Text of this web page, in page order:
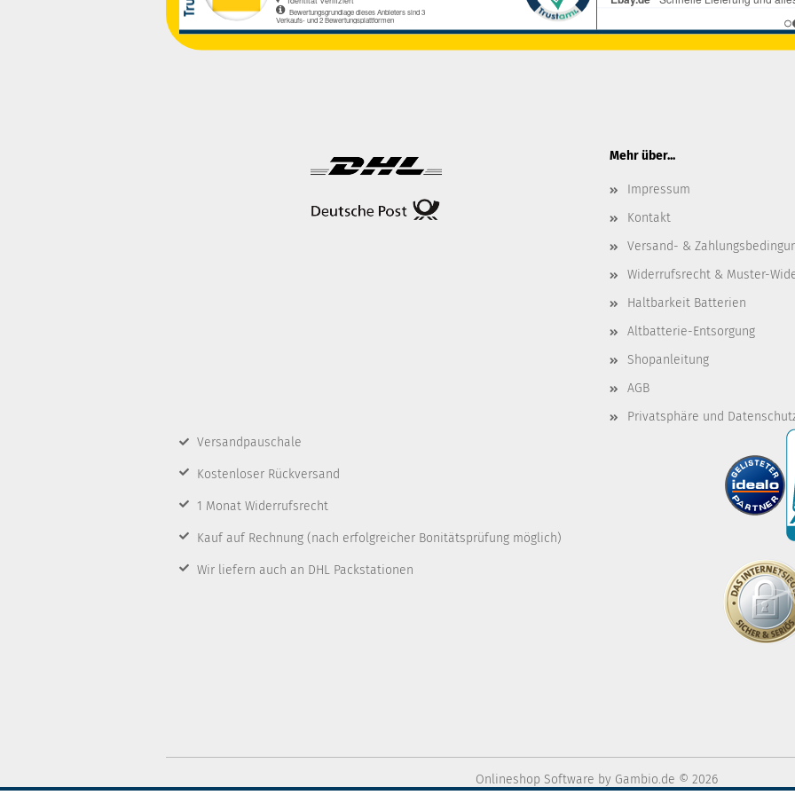
Mehr über...
Impressum
Kontakt
Versand- &
Widerrufsrecht & Muster-
Haltbarkeit Batterien
Altbatterie-Entsorgung
Shopanleitung
AGB
Privatsphäre und
Versandpauschale
Kostenloser Rückversand
1 Monat Widerrufsrecht
Kauf auf Rechnung (nach erfolgreicher Bonitätsprüfung möglich)
Wir liefern auch an DHL Packstationen
Onlineshop Software by Gambio.de © 2026